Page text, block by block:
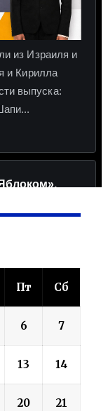
Пт Сб
6 7
13 14
20 21